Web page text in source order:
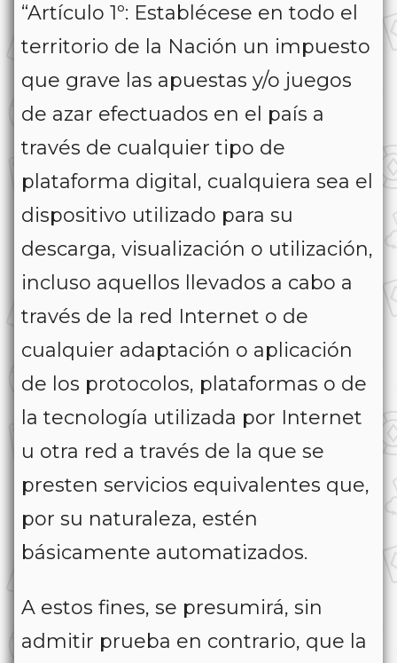
“Artículo 1º: Establécese en todo el
territorio de la Nación un impuesto
que grave las apuestas y/o juegos
de azar efectuados en el país a
través de cualquier tipo de
plataforma digital, cualquiera sea el
dispositivo utilizado para su
descarga, visualización o utilización,
incluso aquellos llevados a cabo a
través de la red Internet o de
cualquier adaptación o aplicación
de los protocolos, plataformas o de
la tecnología utilizada por Internet
u otra red a través de la que se
presten servicios equivalentes que,
por su naturaleza, estén
básicamente automatizados.
A estos fines, se presumirá, sin
admitir prueba en contrario, que la